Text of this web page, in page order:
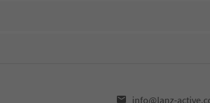
info@lanz-